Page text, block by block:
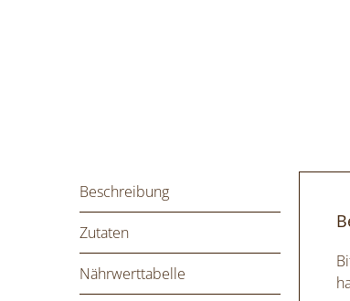
Beschreibung
Zutaten
Nährwerttabelle